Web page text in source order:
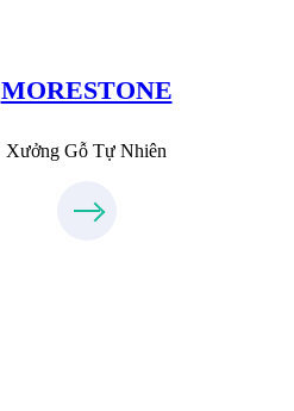
MORESTONE
Xưởng Gỗ Tự Nhiên